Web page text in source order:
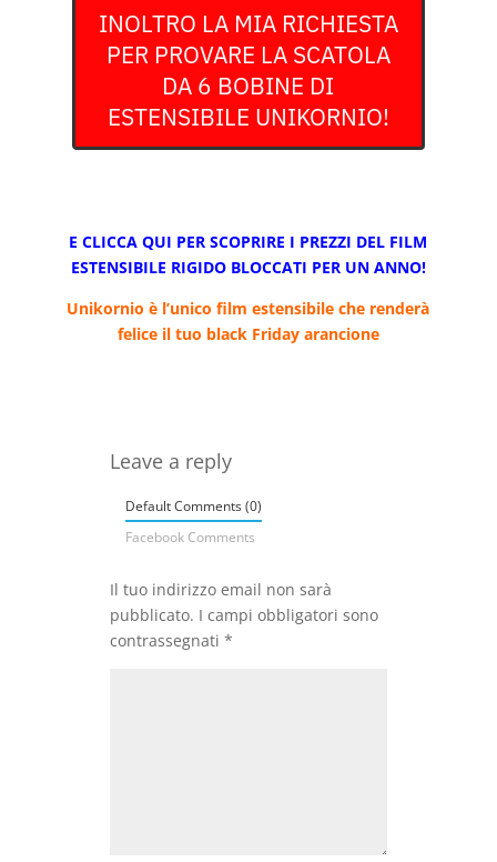
INOLTRO LA MIA RICHIESTA
PER PROVARE LA SCATOLA
DA 6 BOBINE DI
ESTENSIBILE UNIKORNIO!
E CLICCA QUI PER SCOPRIRE I PREZZI DEL FILM
ESTENSIBILE RIGIDO BLOCCATI PER UN ANNO!
Unikornio è l’unico film estensibile che renderà
felice il tuo black Friday arancione
Leave a reply
Default Comments (0)
Facebook Comments
Il tuo indirizzo email non sarà
pubblicato. I campi obbligatori sono
contrassegnati *